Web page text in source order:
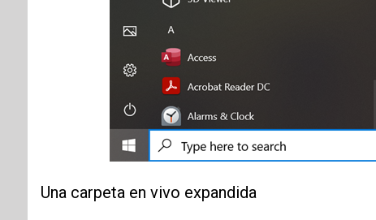
Una carpeta en vivo expandida